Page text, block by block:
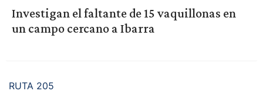
Investigan el faltante de 15 vaquillonas en
un campo cercano a Ibarra
RUTA 205